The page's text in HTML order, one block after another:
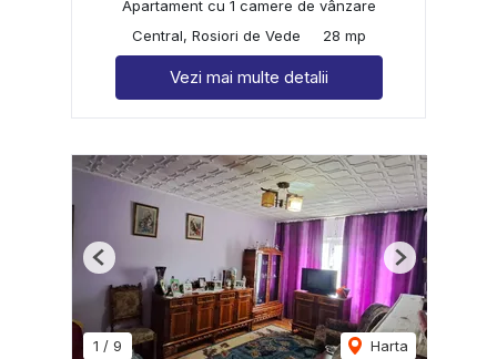
Apartament cu 1 camere de vânzare
Central, Rosiori de Vede
28 mp
Vezi mai multe detalii
1 / 9 Harta
Previous Next